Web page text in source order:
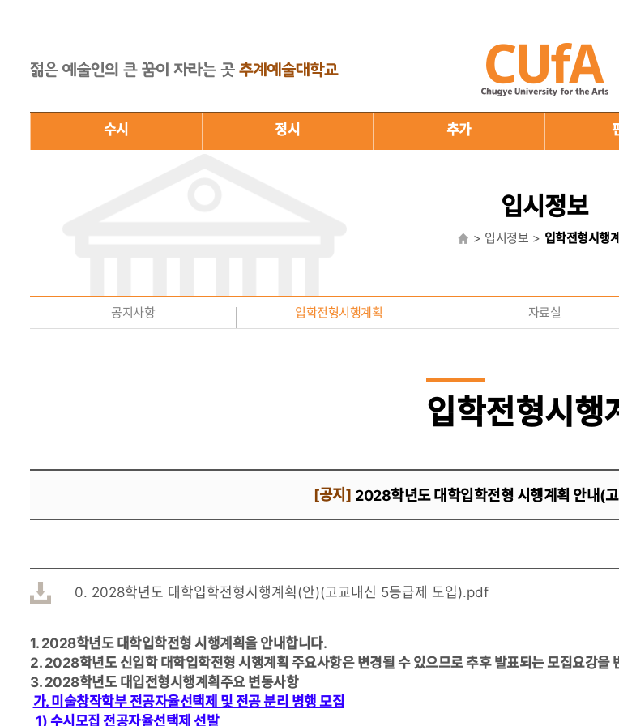
수시 정시 추가
입시정보
입시정보 입학전형시행
입학전형시행
공지사항 입학전형시행계획 자료실
[공지] 2028학년도 대학입학전형 시행계획 안내(
0. 2028학년도 대학입학전형시행계획(안)(고교내신 5등급제 도입).pdf
1. 2028학년도 대학입학전형 시행계획을 안내합니다.
2. 2028학년도 신입학 대학입학전형 시행계획 주요사항은 변경될 수 있으므로 추후 발표되는 모집요강을
3. 2028학년도 대입전형시행계획주요 변동사항
가. 미술창작학부 전공자율선택제 및 전공 분리 병행 모집
1) 수시모집 전공자율선택제 선발